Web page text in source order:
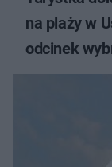
na plaży w
odcinek